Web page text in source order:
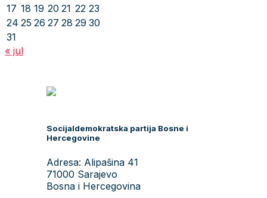
17 18 19 20 21 22 23
24 25 26 27 28 29 30
31
« jul
Socijaldemokratska partija Bosne i
Hercegovine
Adresa: Alipašina 41
71000 Sarajevo
Bosna i Hercegovina